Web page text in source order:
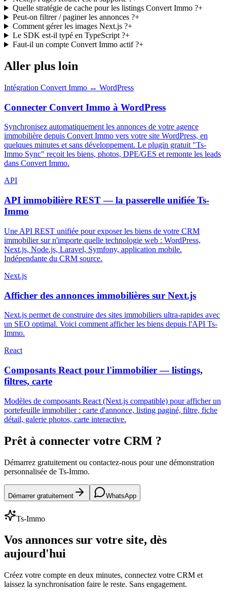
Quelle stratégie de cache pour les listings Convert Immo ?+
Peut-on filtrer / paginer les annonces ?+
Comment gérer les images Next.js ?+
Le SDK est-il typé en TypeScript ?+
Faut-il un compte Convert Immo actif ?+
Aller plus loin
Intégration Convert Immo ↔ WordPress
Connecter Convert Immo à WordPress
Synchronisez automatiquement les annonces de votre agence
immobilière depuis Convert Immo vers votre site WordPress, en
quelques minutes et sans développement. Le plugin gratuit "Ts-
Immo Sync" reçoit les biens, photos, DPE/GES et remonte les leads
dans Convert Immo.
API
API immobilière REST — la passerelle unifiée Ts-
Immo
Une API REST unifiée pour exposer les biens de votre CRM
immobilier sur n'importe quelle technologie web : WordPress,
Next.js, Node.js, Laravel, Symfony, application mobile.
Indépendante du CRM source.
Next.js
Afficher des annonces immobilières sur Next.js
Next.js permet de construire des sites immobiliers ultra-rapides avec
un SEO optimal. Voici comment afficher les biens depuis l'API Ts-
Immo.
React
Composants React pour l'immobilier — listings,
filtres, carte
Modèles de composants React (Next.js compatible) pour afficher un
portefeuille immobilier : carte d'annonce, listing paginé, filtre, fiche
détail, galerie photos, carte interactive.
Prêt à connecter votre CRM ?
Démarrez gratuitement ou contactez-nous pour une démonstration
personnalisée de Ts-Immo.
Démarrer gratuitement WhatsApp
Ts-Immo
Vos annonces sur votre site, dès
aujourd'hui
Créez votre compte en deux minutes, connectez votre CRM et
laissez la synchronisation faire le reste. Sans engagement.